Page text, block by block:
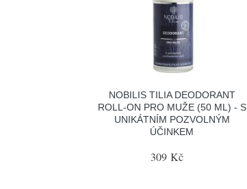
NOBILIS TILIA DEODORANT
ROLL-ON PRO MUŽE (50 ML) - S
UNIKÁTNÍM POZVOLNÝM
ÚČINKEM
309 Kč